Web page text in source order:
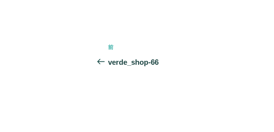
投
稿
前
の
前
verde_shop-66